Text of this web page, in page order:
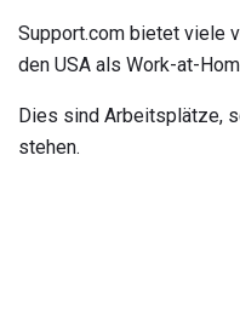
Support.com bietet viele
den USA als Work-at-
Dies sind Arbeitsplätze,
stehen.